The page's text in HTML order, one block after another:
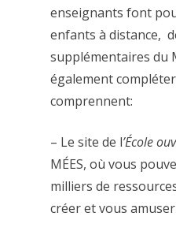
enseignants font
enfants à distance,
supplémentaires du
également
comprennent:
– Le site de l’École
MÉES, où vous
milliers de
créer et vous